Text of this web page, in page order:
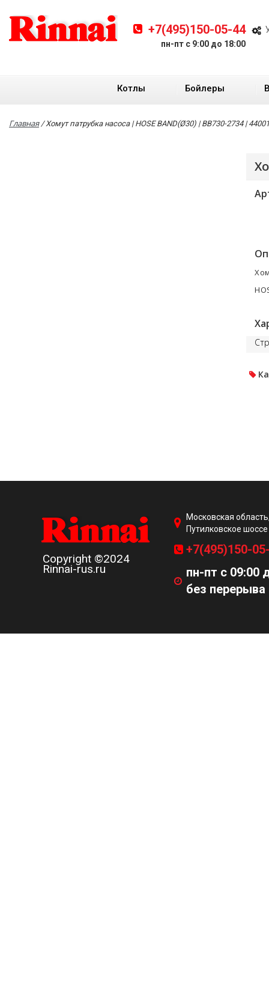
+7(495)150-05-44
пн-пт с 9:00 до 18:00
Котлы Бойлеры
Главная / Хомут патрубка насоса | HOSE BAND(Ø30) | BB730-2734 |
Copyright ©2024
Rinnai-rus.ru
Московская
Путилковское
+7(495)150-
пн-пт с 09:00
без перерыва